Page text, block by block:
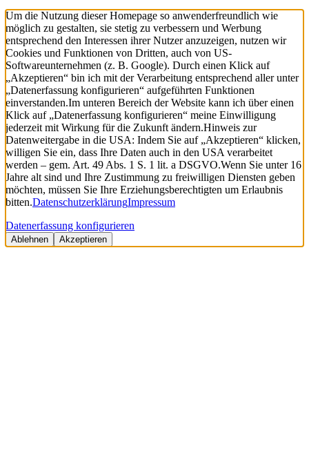
Um die Nutzung dieser Homepage so anwenderfreundlich wie
möglich zu gestalten, sie stetig zu verbessern und Werbung
entsprechend den Interessen ihrer Nutzer anzuzeigen, nutzen wir
Cookies und Funktionen von Dritten, auch von US-
Softwareunternehmen (z. B. Google). Durch einen Klick auf
„Akzeptieren“ bin ich mit der Verarbeitung entsprechend aller unter
„Datenerfassung konfigurieren“ aufgeführten Funktionen
einverstanden.Im unteren Bereich der Website kann ich über einen
Klick auf „Datenerfassung konfigurieren“ meine Einwilligung
jederzeit mit Wirkung für die Zukunft ändern.Hinweis zur
Datenweitergabe in die USA: Indem Sie auf „Akzeptieren“ klicken,
willigen Sie ein, dass Ihre Daten auch in den USA verarbeitet
werden – gem. Art. 49 Abs. 1 S. 1 lit. a DSGVO.Wenn Sie unter 16
Jahre alt sind und Ihre Zustimmung zu freiwilligen Diensten geben
möchten, müssen Sie Ihre Erziehungsberechtigten um Erlaubnis
bitten.DatenschutzerklärungImpressum
Datenerfassung konfigurieren
Ablehnen Akzeptieren